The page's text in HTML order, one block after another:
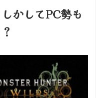
かしてPC勢も